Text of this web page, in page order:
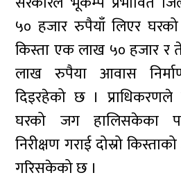
५० हजार रुपैयाँ लिएर घरको
किस्ता एक लाख ५० हजार र
लाख रुपैया आवास
दिइरहेको छ । प्राधिकरणले
घरको जग हालिसकेका
निरीक्षण गराई दोस्रो
गरिसकेको छ ।